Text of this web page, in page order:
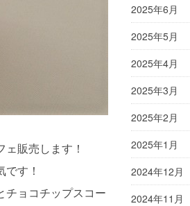
販売します！
す！
チョコチップスコー
2025年6月
2025年5月
2025年4月
2025年3月
2025年2月
2025年1月
2024年12月
2024年11月